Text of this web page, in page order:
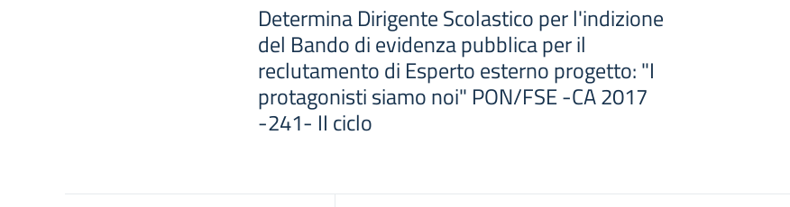
Determina Dirigente Scolastico per l'indizione
del Bando di evidenza pubblica per il
reclutamento di Esperto esterno progetto: "I
protagonisti siamo noi" PON/FSE -CA 2017
-241- II ciclo